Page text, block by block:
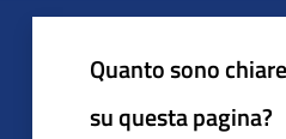
Quanto sono
su questa pagina?